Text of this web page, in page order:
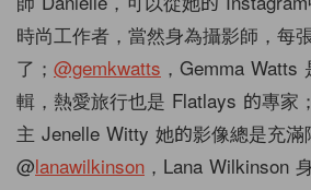
時尚工作者，當然身為攝影師，每
了； @gemkwatts ，Gemma Watts
輯，熱愛旅行也是 Flatlays 的專家；
主 Jenelle Witty 她的影像總是充
@lanawilkinson ，Lana Wilkinson